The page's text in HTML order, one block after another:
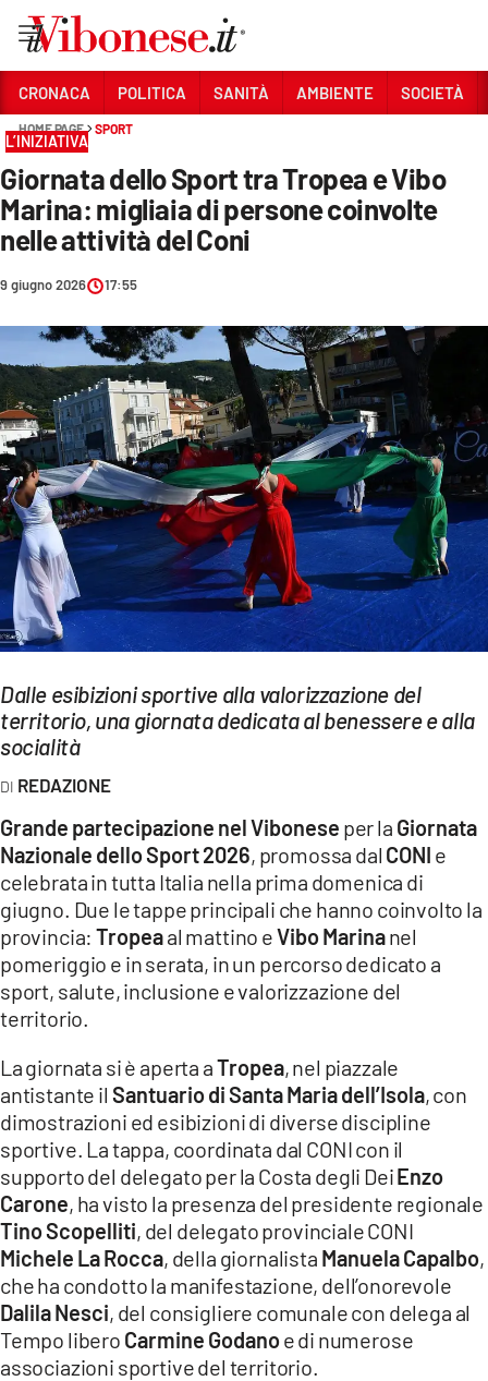
Sezioni
CRONACA
POLITICA
SOCIETÀ
CULTURA
ECONOMIA E LAVORO
EVENTI
SPORT
Streaming
LAC TV
LAC NETWORK
LAC ONAIR
Network
LACPLAY.IT
LACTV.IT
LACONAIR.IT
LACITYMAG.IT
COSENZACHANNEL.IT
ILVIBONESE.IT
CATANZAROCHANNEL.IT
LACAPITALENEWS.IT
App
ANDROID
CRONACA POLITICA SANITÀ AMBIENTE SOCIETÀ
HOME PAGE SPORT
L’INIZIATIVA
Giornata dello Sport tra Tropea e Vibo
Marina: migliaia di persone coinvolte
nelle attività del Coni
9 giugno 2026 17:55
Dalle esibizioni sportive alla valorizzazione del
territorio, una giornata dedicata al benessere e alla
socialità
REDAZIONE
Grande partecipazione nel Vibonese per la Giornata
Nazionale dello Sport 2026, promossa dal CONI e
celebrata in tutta Italia nella prima domenica di
giugno. Due le tappe principali che hanno coinvolto la
provincia:Tropeaal mattino eVibo Marinanel
pomeriggio e in serata, in un percorso dedicato a
sport, salute, inclusione e valorizzazione del
territorio.
La giornata si è aperta aTropea, nel piazzale
antistante il Santuario di Santa Maria dell’Isola, con
dimostrazioni ed esibizioni di diverse discipline
sportive. La tappa, coordinata dal CONI con il
supporto del delegato per la Costa degli DeiEnzo
Carone, ha visto la presenza del presidente regionale
Tino Scopelliti, del delegato provinciale CONI
Michele La Rocca, della giornalista Manuela Capalbo,
che ha condotto la manifestazione, dell’onorevole
Dalila Nesci, del consigliere comunale con delega al
Tempo libero Carmine Godanoe di numerose
associazioni sportive del territorio.